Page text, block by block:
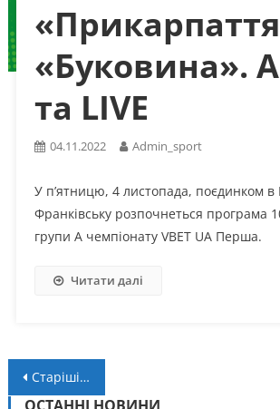
«Буковина».
та LIVE
04.11.2022 Admin_sport
У п’ятницю, 4 листопада, поєдинком в
Франківську розпочнеться програма
групи А чемпіонату VBET UA Перша.
Читати далі
Навігація
Старіші записи